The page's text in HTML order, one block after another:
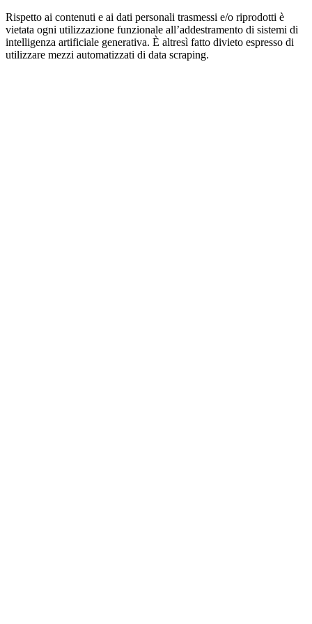
Rispetto ai contenuti e ai dati personali trasmessi e/o riprodotti è
vietata ogni utilizzazione funzionale all’addestramento di sistemi di
intelligenza artificiale generativa. È altresì fatto divieto espresso di
utilizzare mezzi automatizzati di data scraping.